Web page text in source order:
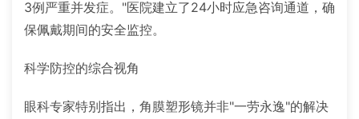
3例严重并发症。"医院建立了24小时应急咨询通道，确
保佩戴期间的安全监控。
科学防控的综合视角
眼科专家特别指出，角膜塑形镜并非"一劳永逸"的解决